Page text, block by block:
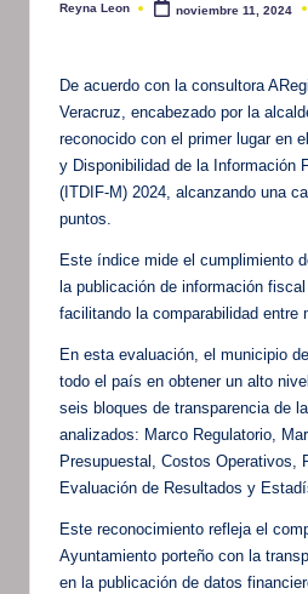
Publicado
Reyna Leon noviembre 11, 2024
De acuerdo con la consultora
Veracruz, encabezado por la
reconocido con el primer lugar en
y Disponibilidad de la Información
(ITDIF-M) 2024, alcanzando una
puntos.
Este índice mide el cumplimiento
la publicación de información
facilitando la comparabilidad entre
En esta evaluación, el municipio
todo el país en obtener un alto
seis bloques de transparencia de
analizados: Marco Regulatorio,
Presupuestal, Costos Operativos,
Evaluación de Resultados y
Este reconocimiento refleja el
Ayuntamiento porteño con la
en la publicación de datos